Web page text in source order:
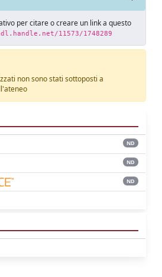
per citare o creare un link a questo
11573/1748289
non sono stati sottoposti a
ND
ND
ND